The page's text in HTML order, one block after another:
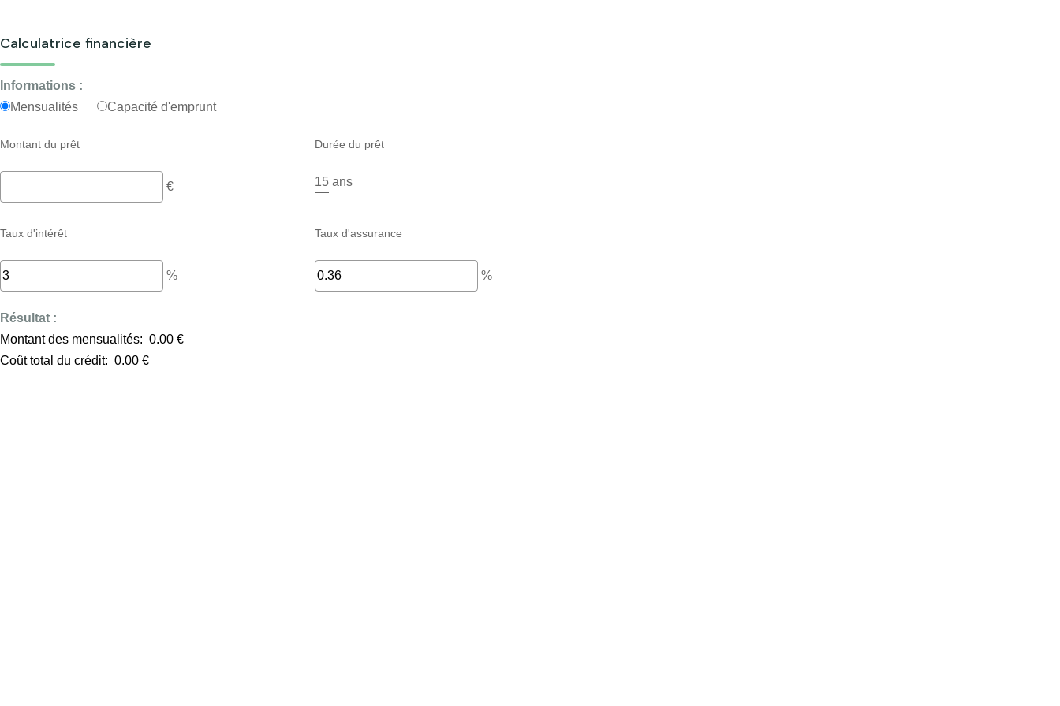
Calculatrice financière
Informations :
Mensualités
Capacité d'emprunt
Montant du prêt
€
Durée du prêt
ans
Taux d'intérêt
%
Taux d'assurance
%
Résultat :
Montant des mensualités: 0.00 €
Coût total du crédit: 0.00 €